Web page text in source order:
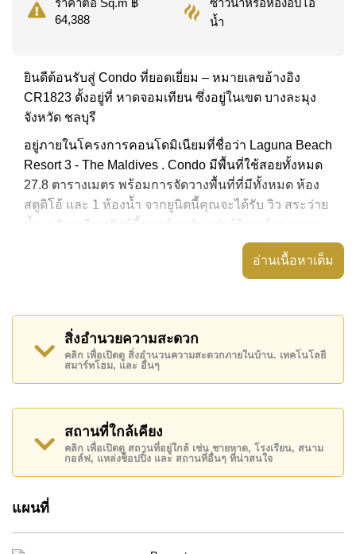
ราคาต่อ Sq.m ฿
64,388
ซาวน่าหรือห้องอบไอ
น้ำ
ยินดีต้อนรับสู่ Condo ที่ยอดเยี่ยม – หมายเลขอ้างอิง
CR1823 ตั้งอยู่ที่ หาดจอมเทียน ซึ่งอยู่ในเขต บางละมุง
จังหวัด ชลบุรี
อยู่ภายในโครงการคอนโดมิเนียมที่ชื่อว่า Laguna Beach
Resort 3 - The Maldives . Condo มีพื้นที่ใช้สอยทั้งหมด
27.8 ตารางเมตร พร้อมการจัดวางพื้นที่ที่มีทั้งหมด ห้อง
สตูดิโอ้ และ 1 ห้องน้ำ จากยูนิตนี้คุณจะได้รับ วิว สระว่าย
น้ำ. อสังหาริมทรัพย์นี้มาพร้อมกับ เฟอร์นิเจอร์ครบ และ
ยังมีสิ่งอำนวยความสะดวก ได้แก่ เครื่องปรับอากาศครบ,
อสังหาริมทรัพย์นี้สามารถใช้ สระว่ายน้ำ ส่วนกลาง ได้
ความสะดวกส่วนกลาง ได้แก่ สไลเดอร์, ฟิสเนส, ห้อง
เกมส์, ซาวน่าหรือห้องอบไอน้ำ
สถานที่สำคัญใกล้ Laguna Beach Resort 3 - The
Maldives ได้แก่: เดินทางไปชายหาดได้ง่าย, ไกล้เคียงรถ
ประจำทาง , พัทยาปาร์ค, อันเดอร์วอเตอร์ เวิลด์ , ,
รพ.กรุงเทพจอมเทียน
อสังหาริมทรัพย์นี้มีไว้สำหรับขายในราคา ฿ 1,790,000
บาท คิดเป็น ฿ 64,388 บาทต่อตารางเมตร และยังมีให้เช่า
ในราคา ฿ 8,500 บาท
อ่านเนื้อหาเต็ม
สิ่งอำนวยความสะดวก
คลิก เพื่อเปิดดู สิ่งอำนวนความสะดวกภายในบ้าน. เทคโนโลยี
สมาร์ทโฮม, และ อื่นๆ
สถานที่ใกล้เคียง
คลิก เพื่อเปิดดู สถานที่อยู่ใกล้ เช่น ชายหาด, โรงเรียน, สนาม
กอล์ฟ, แหล่งช็อปปิ้ง และ สถานที่อื่นๆ ที่น่าสนใจ
แผนที่